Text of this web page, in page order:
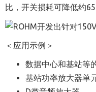
比，开关损耗可降低约65
＜应用示例＞
数据中心和基站等
基站功率放大器单